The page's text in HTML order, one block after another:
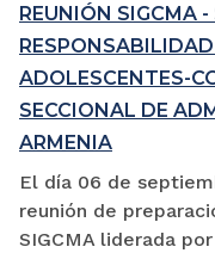
REUNIÓN SIGCMA
ADOLESCENTES-
SECCIONAL DE
ARMENIA
El día 06 de
reunión de
SIGCMA liderada